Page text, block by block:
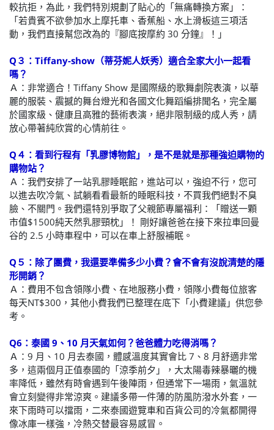
較抗拒，為此，我們特別規劃了貼心的「無痛轉換方案」：
「若貴賓不欲參加水上摩托車、香蕉船、水上滑板這三項活
動，我們直接幫您改為的『腳底按摩約 30 分鐘』！」
Q３：Tiffany-show（蒂芬妮人妖秀）適合全家大小一起看
嗎？
Ａ：非常適合！Tiffany Show 是國際級的歌舞劇院表演，以華
麗的服裝、震撼的舞台燈光和各國文化舞蹈編排聞名，完全屬
於國家級、健康且高雅的藝術表演，絕非限制級的成人秀，請
放心帶著純欣賞的心情前往。
Q４：看到行程有「乳膠博物館」，是不是就是那種強迫購物的
購物站？
Ａ：我們安排了一站乳膠睡眠館，進站可以，強迫不行，您可
以進去吹冷氣、試躺看看最新的睡眠科技，不買我們絕對不臭
臉、不關門。我們還特別爭取了父親節專屬福利：「贈送一顆
市值$1500純天然乳膠頸枕」！ 剛好讓爸爸在接下來拉車回曼
谷的 2.5 小時車程中，可以在車上舒服補眠。
Q５：除了團費，我還要準備多少小費？會不會有沒說清楚的隱
形開銷？
Ａ：費用不包含領隊小費、在地服務小費，領隊小費每位旅客
每天NT$300，其他小費我們已整理在底下「小費建議」供您參
考。
Q6：泰國 9、10 月天氣如何？爸爸體力吃得消嗎？
Ａ：9 月、10 月去泰國，體感溫度其實會比 7、8 月舒適非常
多，這兩個月正值泰國的「涼季前夕」，大太陽毒辣暴曬的機
率降低，雖然有時會遇到午後陣雨，但通常下一場雨，氣溫就
會立刻變得非常涼爽。建議多帶一件薄的防風防潑水外套，一
來下雨時可以擋雨，二來泰國遊覽車和百貨公司的冷氣都開得
像冰庫一樣強，冷熱交替最容易感冒。